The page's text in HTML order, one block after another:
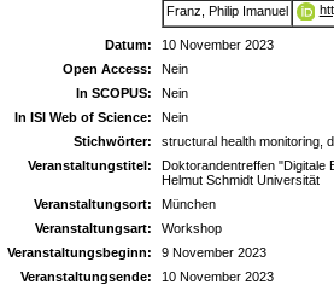
Franz, Philip Imanuel
Datum:
10 November 2023
Open Access:
Nein
In SCOPUS:
Nein
In ISI Web of Science:
Nein
Stichwörter:
structural health monitoring,
Veranstaltungstitel:
Doktorandentreffen "Digitale
Helmut Schmidt Universität
Veranstaltungsort:
München
Veranstaltungsart:
Workshop
Veranstaltungsbeginn:
9 November 2023
Veranstaltungsende:
10 November 2023